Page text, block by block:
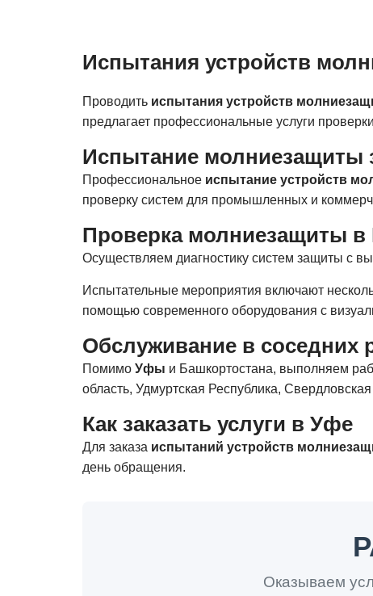
Испытания устройств
Проводить испытания устройств
предлагает профессиональные услуги
Испытание молниезащиты
Профессиональное испытание устройств
проверку систем для промышленных и
Проверка молниезащиты в
Осуществляем диагностику систем защиты с
Испытательные мероприятия включают
помощью современного оборудования с
Обслуживание в соседних
Помимо Уфы и Башкортостана, выполняем
область, Удмуртская Республика,
Как заказать услуги в Уфе
Для заказа испытаний устройств
день обращения.
Оказываем